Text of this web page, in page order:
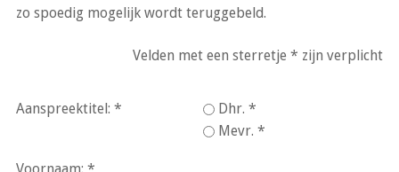
zo spoedig mogelijk wordt teruggebeld.
Velden met een sterretje * zijn verplicht
Aanspreektitel:
Dhr.
Mevr.